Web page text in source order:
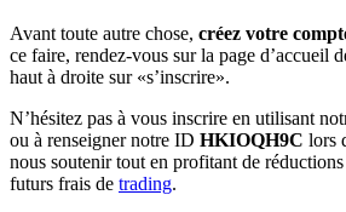
Avant toute autre chose, créez votre
ce faire, rendez-vous sur la page d’accueil
haut à droite sur «s’inscrire».
N’hésitez pas à vous inscrire en utilisant
ou à renseigner notre ID HKIOQH9C lors
nous soutenir tout en profitant de
futurs frais de trading.